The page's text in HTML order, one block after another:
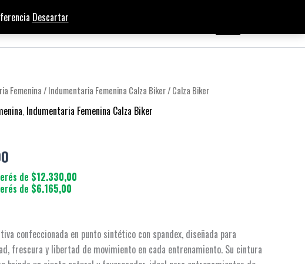
Descartar
SOBRE BEARFIT
Femenina/Indumentaria Femenina Calza Biker/ Calza Biker
, Indumentaria Femenina Calza Biker
de $12.330,00
de $6.165,00
confeccionada en punto sintético con spandex, diseñada para
frescura y libertad de movimiento en cada entrenamiento. Su cintura